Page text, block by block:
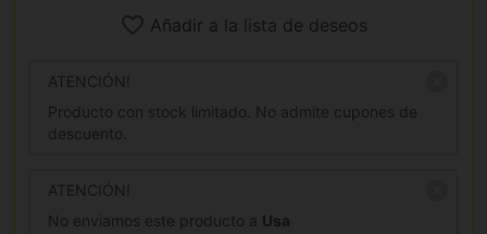
Añadir a la lista de deseos
ATENCIÓN!
Producto con stock limitado. No admite cupones de
descuento.
ATENCIÓN!
No enviamos este producto a Usa